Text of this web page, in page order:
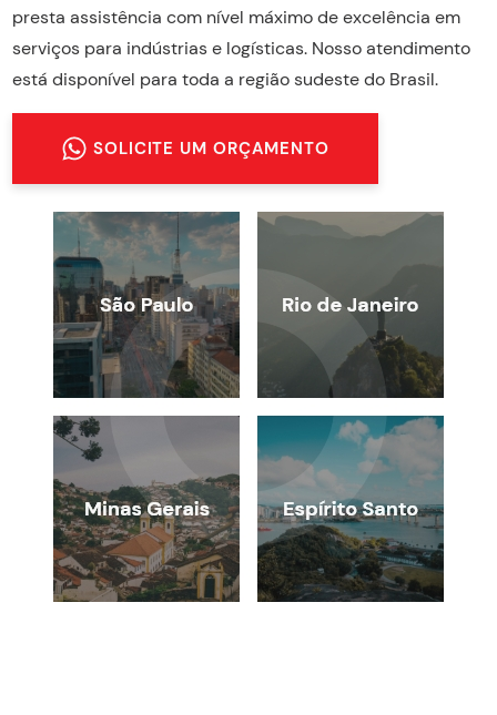
presta assistência com nível máximo de excelência em
serviços para indústrias e logísticas. Nosso atendimento
está disponível para toda a região sudeste do Brasil.
SOLICITE UM ORÇAMENTO